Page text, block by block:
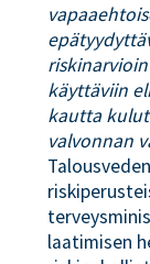
käyttäviin
kautta
valvonnan
laatimisen